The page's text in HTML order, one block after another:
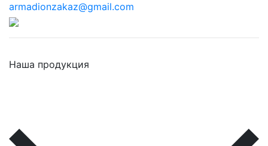
armadionzakaz@gmail.com
Наша продукция